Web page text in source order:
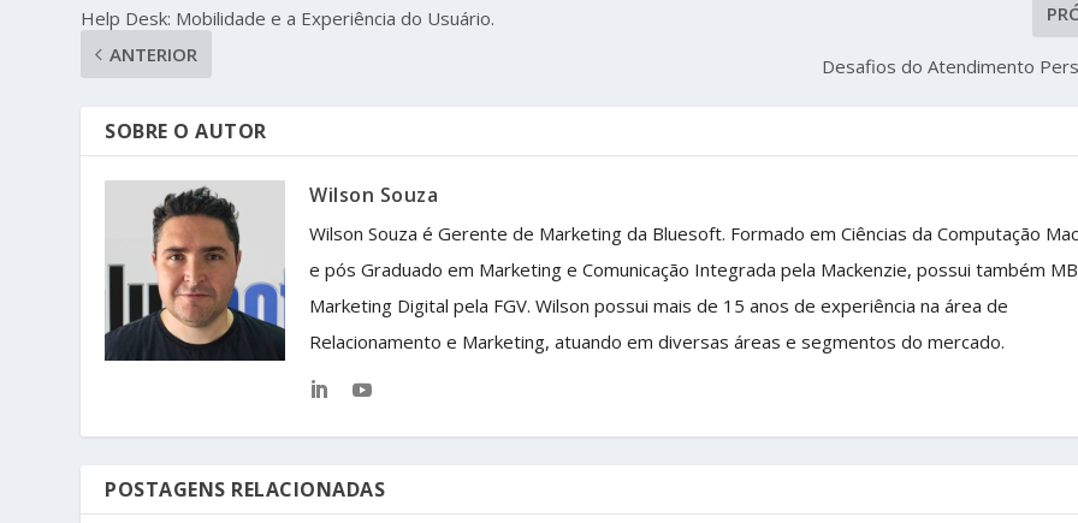
Help Desk: Mobilidade e a Experiência do Usuário.
ANTERIOR
Desafios do Atendimento
SOBRE O AUTOR
Wilson Souza
Wilson Souza é Gerente de Marketing da Bluesoft. Formado em Ciências da Computação
e pós Graduado em Marketing e Comunicação Integrada pela Mackenzie, possui também
Marketing Digital pela FGV. Wilson possui mais de 15 anos de experiência na área de
Relacionamento e Marketing, atuando em diversas áreas e segmentos do mercado.
POSTAGENS RELACIONADAS